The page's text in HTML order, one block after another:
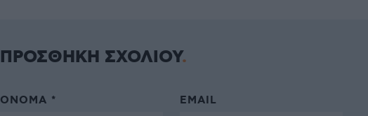
ΠΡΟΣΘΗΚΗ ΣΧΟΛΙΟΥ
ΌΝΟΜΑ * EMAIL